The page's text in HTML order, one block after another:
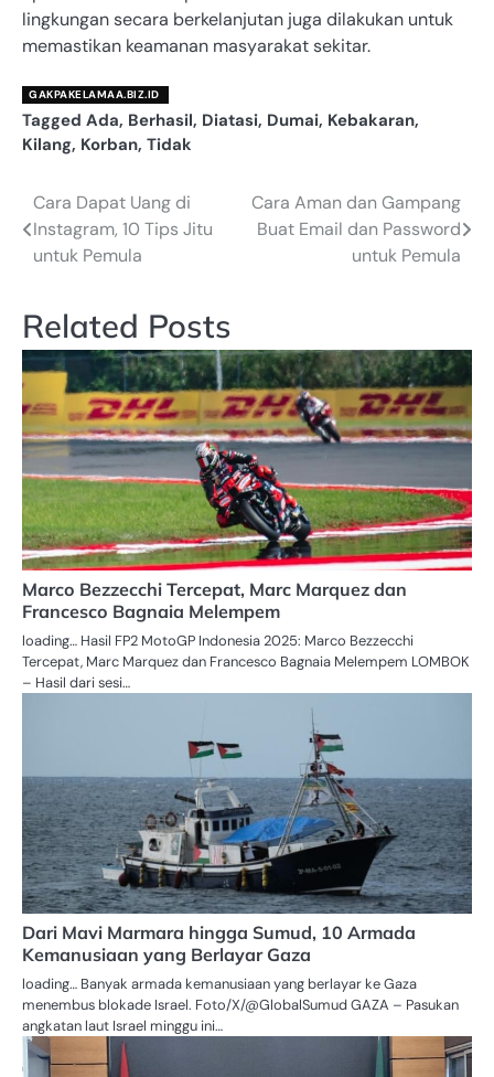
lingkungan secara berkelanjutan juga dilakukan untuk
memastikan keamanan masyarakat sekitar.
GAKPAKELAMAA.BIZ.ID
Tagged Ada, Berhasil, Diatasi, Dumai, Kebakaran,
Kilang, Korban, Tidak
Navigasi
pos
Cara Dapat Uang di
Instagram, 10 Tips Jitu
untuk Pemula
Cara Aman dan Gampang
Buat Email dan Password
untuk Pemula
Related Posts
Marco Bezzecchi Tercepat, Marc Marquez dan
Francesco Bagnaia Melempem
loading… Hasil FP2 MotoGP Indonesia 2025: Marco Bezzecchi
Tercepat, Marc Marquez dan Francesco Bagnaia Melempem LOMBOK
– Hasil dari sesi…
Dari Mavi Marmara hingga Sumud, 10 Armada
Kemanusiaan yang Berlayar Gaza
loading… Banyak armada kemanusiaan yang berlayar ke Gaza
menembus blokade Israel. Foto/X/@GlobalSumud GAZA – Pasukan
angkatan laut Israel minggu ini…